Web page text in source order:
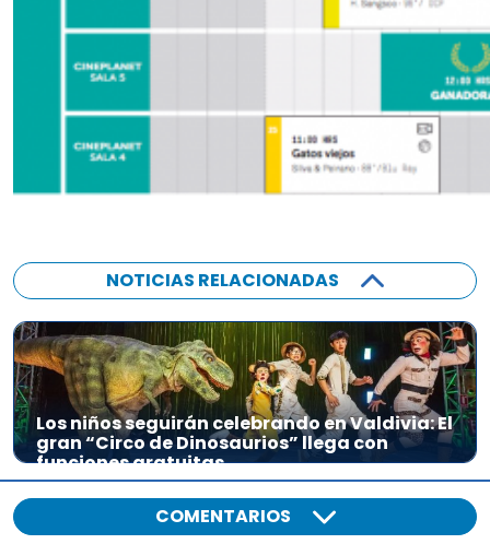
NOTICIAS RELACIONADAS
Los niños seguirán celebrando en Valdivia: El
gran “Circo de Dinosaurios” llega con
funciones gratuitas
COMENTARIOS